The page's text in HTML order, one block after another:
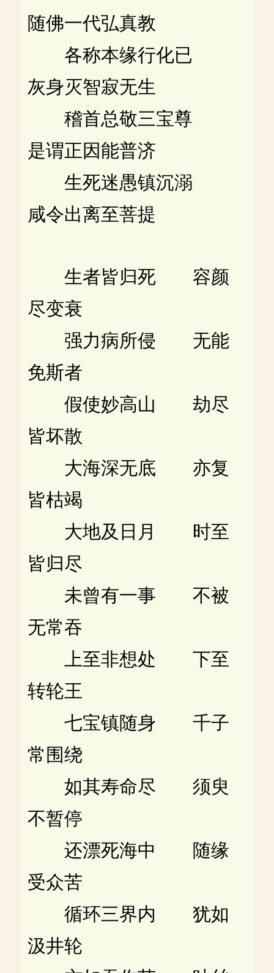
随佛一代弘真教
各称本缘行化已
灰身灭智寂无生
稽首总敬三宝尊
是谓正因能普济
生死迷愚镇沉溺
咸令出离至菩提
生者皆归死 容颜
尽变衰
强力病所侵 无能
免斯者
假使妙高山 劫尽
皆坏散
大海深无底 亦复
皆枯竭
大地及日月 时至
皆归尽
未曾有一事 不被
无常吞
上至非想处 下至
转轮王
七宝镇随身 千子
常围绕
如其寿命尽 须臾
不暂停
还漂死海中 随缘
受众苦
循环三界内 犹如
汲井轮